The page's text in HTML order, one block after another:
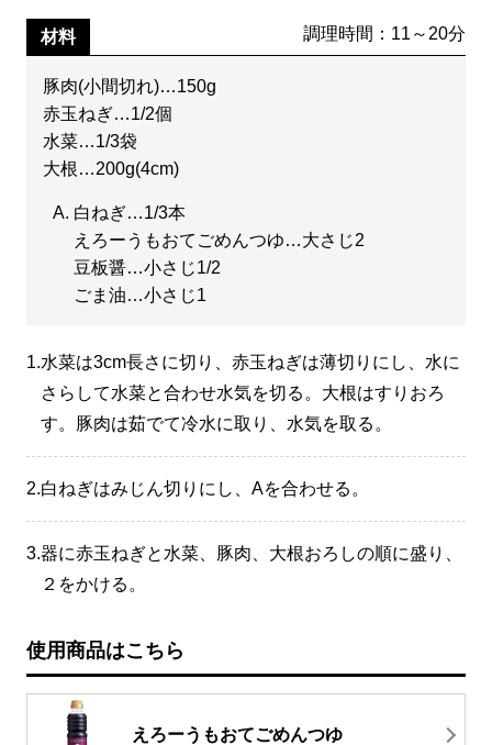
材料 調理時間：11～20分
豚肉(小間切れ)…150g
赤玉ねぎ…1/2個
水菜…1/3袋
大根…200g(4cm)
白ねぎ…1/3本
えろーうもおてごめんつゆ…大さじ2
豆板醤…小さじ1/2
ごま油…小さじ1
1.水菜は3cm長さに切り、赤玉ねぎは薄切りにし、水に
さらして水菜と合わせ水気を切る。大根はすりおろ
す。豚肉は茹でて冷水に取り、水気を取る。
2.白ねぎはみじん切りにし、Aを合わせる。
3.器に赤玉ねぎと水菜、豚肉、大根おろしの順に盛り、
２をかける。
使用商品はこちら
えろーうもおてごめんつゆ